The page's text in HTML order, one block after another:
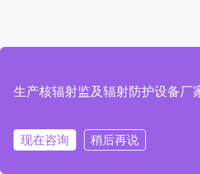
生产核辐射监及辐射防护设备厂
现在咨询
稍后再说
在线咨询